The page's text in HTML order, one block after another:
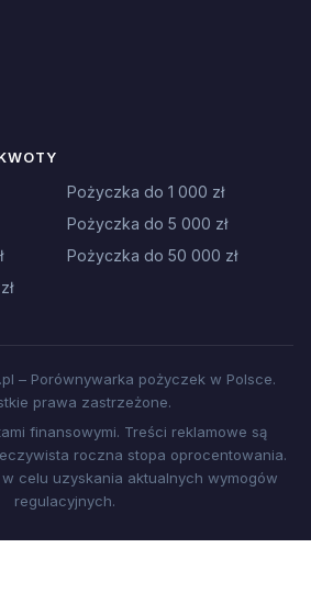
Pożyczka do 1 000 zł
Pożyczka do 5 000 zł
Pożyczka do 50 000 zł
– Porównywarka pożyczek w Polsce.
prawa zastrzeżone.
finansowymi. Treści reklamowe są
roczna stopa oprocentowania.
w celu uzyskania aktualnych wymogów
regulacyjnych.